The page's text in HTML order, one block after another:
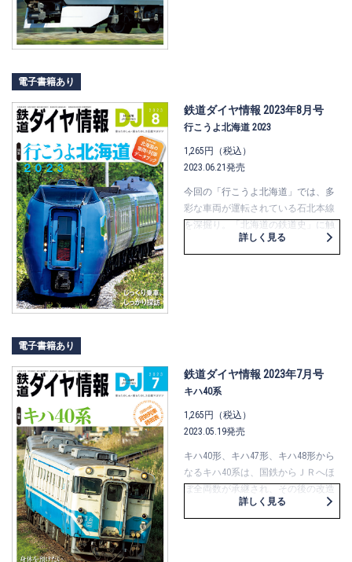
田急ロマンスカーや名鉄パノラマカ
ーなどは「前面展望」を切り口に軌
の進化にも触れます。ＪＲでは、観
光特急版「踊り子」の進化をたどり
ました。
ただ“新しくなった”だけではなく、
単に“乗って移動する”だけでもな
い、プラスアルファがたくさん詰ま
った車両＆列車たちの特集です。
電子書籍あり
鉄道ダイヤ情報 2023年8月号
行こうよ北海道 2023
1,265円（税込）
2023.06.21発売
今回の「行こうよ北海道」では、多
彩な車両が運転されている石北本線
を深掘り。「北海道の鉄道史」に触
れる旅に出かけます。また、「ヨン
マル」と貨物列車が行き交う道南い
そのほか、実車を運転できる＆実物
を間近で観察できる鉄道保存施設を
しさを再発見しに行きましょう。
詳しく見る
電子書籍あり
鉄道ダイヤ情報 2023年7月号
キハ40系
1,265円（税込）
2023.05.19発売
キハ40形、キハ47形、キハ48形から
なるキハ40系は、国鉄からＪＲへほ
ぼ全両数が承継され、その後の改造
などを経て、半世紀近くが経とうと
する今も、半数近くが活躍中です。
詳しく見る